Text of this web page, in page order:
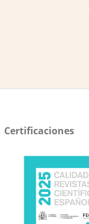
Certificaciones